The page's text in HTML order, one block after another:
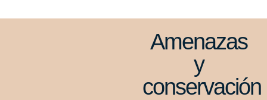
Amenazas
y
conservación